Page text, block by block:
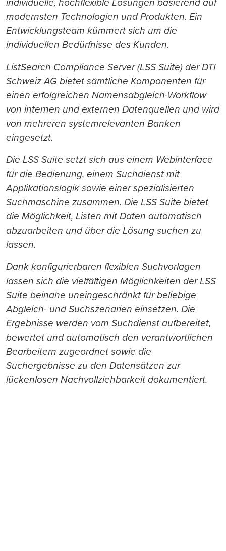
modernsten Technologien und Produkten. Ein
Entwicklungsteam kümmert sich um die
individuellen Bedürfnisse des Kunden.
ListSearch Compliance Server (LSS Suite) der DTI
Schweiz AG bietet sämtliche Komponenten für
einen erfolgreichen Namensabgleich-Workflow
von internen und externen Datenquellen und wird
von mehreren systemrelevanten Banken
eingesetzt.
Die LSS Suite setzt sich aus einem Webinterface
für die Bedienung, einem Suchdienst mit
Applikationslogik sowie einer spezialisierten
Suchmaschine zusammen. Die LSS Suite bietet
die Möglichkeit, Listen mit Daten automatisch
abzuarbeiten und über die Lösung suchen zu
lassen.
Dank konfigurierbaren flexiblen Suchvorlagen
lassen sich die vielfältigen Möglichkeiten der LSS
Suite beinahe uneingeschränkt für beliebige
Abgleich- und Suchszenarien einsetzen. Die
Ergebnisse werden vom Suchdienst aufbereitet,
bewertet und automatisch den verantwortlichen
Bearbeitern zugeordnet sowie die
Suchergebnisse zu den Datensätzen zur
lückenlosen Nachvollziehbarkeit dokumentiert.